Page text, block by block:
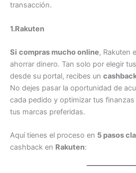
transacción.
1.Rakuten
Si compras mucho online, Rakuten
ahorrar dinero. Tan solo por elegir
desde su portal, recibes un
No dejes pasar la oportunidad de
cada pedido y optimizar tus
tus marcas preferidas.
Aquí tienes el proceso en 5 pasos
cashback en Rakuten: